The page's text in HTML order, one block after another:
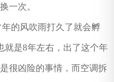
一次。
的风吹雨打久了就会孵
就是8年左右，出了这个年
很凶险的事情，而空调拆